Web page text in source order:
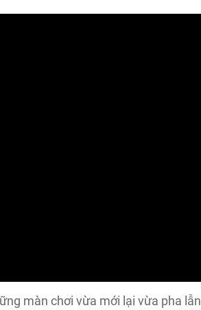
màn chơi vừa mới lại vừa pha lẫn